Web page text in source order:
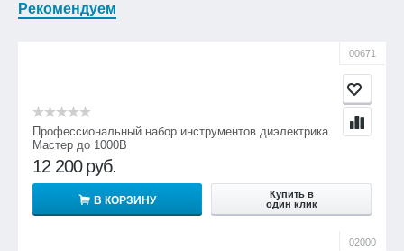
Рекомендуем
00671
Профессиональный набор инструментов диэлектрика
Мастер до 1000В
12 200 руб.
В КОРЗИНУ
Купить в
один клик
02000